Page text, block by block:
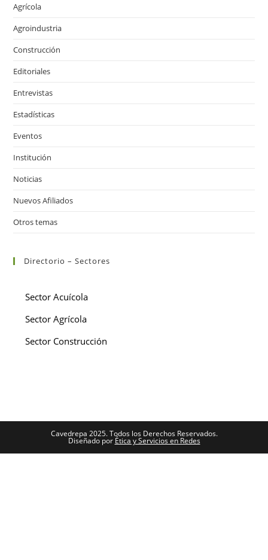
Agrícola
Agroindustria
Construcción
Editoriales
Entrevistas
Estadísticas
Eventos
Institución
Noticias
Nuevos Afiliados
Otros temas
Directorio – Sectores
Sector Acuícola
Sector Agrícola
Sector Construcción
Cavedrepa 2025. Todos los Derechos Reservados.
Diseñado por Ética y Servicios en Redes